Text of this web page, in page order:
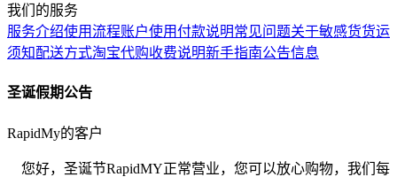
我们的服务
服务介绍使用流程账户使用付款说明常见问题关于敏感货货运
须知配送方式淘宝代购收费说明新手指南公告信息
圣诞假期公告
RapidMy的客户
您好，圣诞节RapidMY正常营业，您可以放心购物，我们每